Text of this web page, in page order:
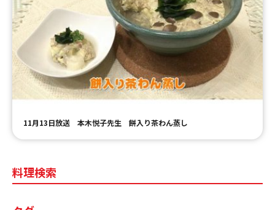
試写会・プレゼント
Present
ＹＢＣオンデマンド
11月13日放送 本木悦子先生 餅入り茶わん蒸し
料理検索